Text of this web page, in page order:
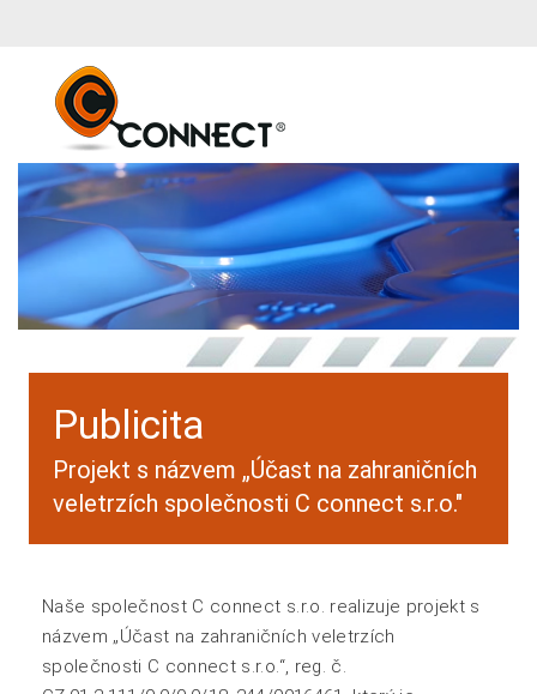
Publicita
Projekt s názvem „Účast na zahraničních
veletrzích společnosti C connect s.r.o."
Naše společnost C connect s.r.o. realizuje projekt s
názvem „Účast na zahraničních veletrzích
společnosti C connect s.r.o.“, reg. č.